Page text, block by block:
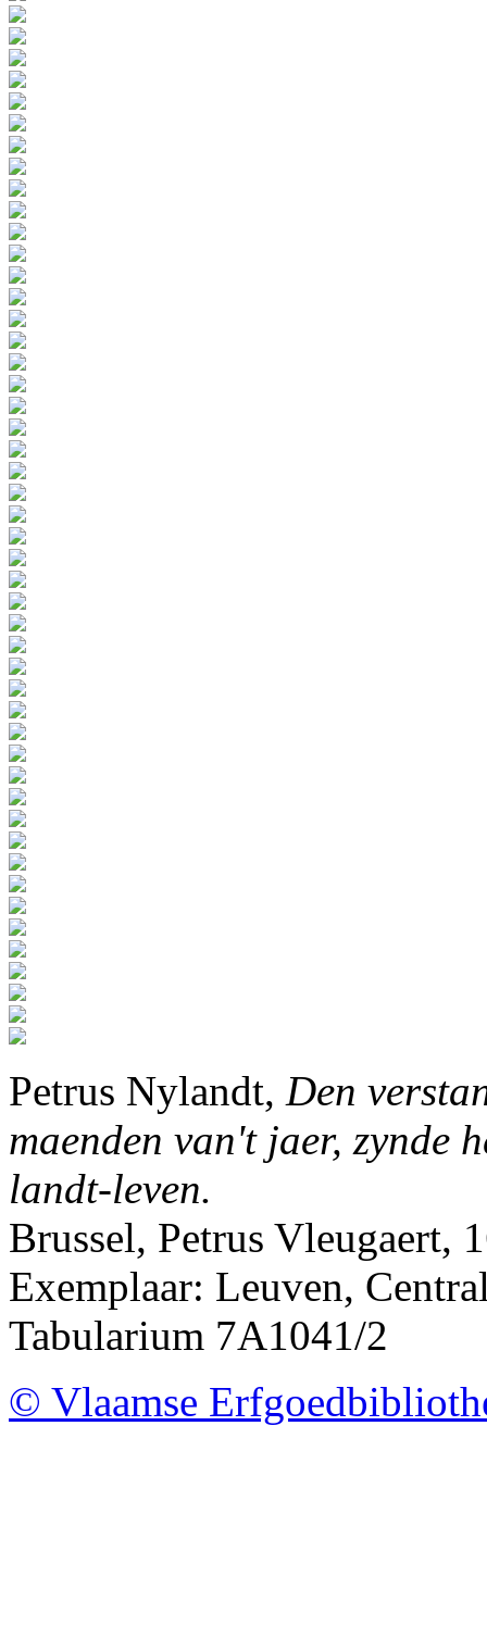
Petrus Nylandt, Den
maenden van't jaer, zynde
landt-leven.
Brussel, Petrus Vleugaert,
Exemplaar: Leuven,
Tabularium 7A1041/2
© Vlaamse